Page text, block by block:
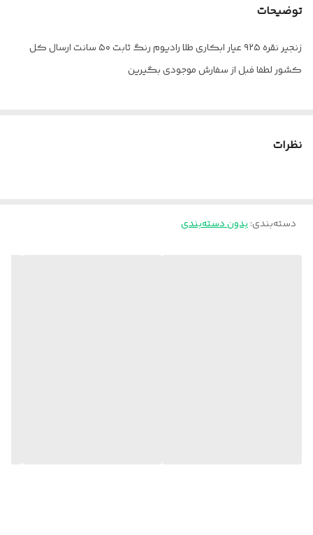
توضیحات
زنجیر نقره ۹۲۵ عیار ابکاری طلا رادیوم رنگ ثابت ۵۰ سانت ارسال کل
کشور لطفا فبل از سفارش موجودی بگیرین
نظرات
دسته‌بندی:بدون دسته‌بندی